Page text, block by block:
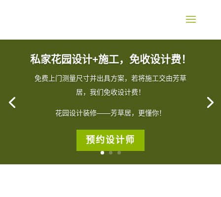
私家花园设计+施工，免收设计费！
免费上门测量尺寸并出具方案，若将施工交由芳草
居，我们免收设计费！
花园设计装修——芳草居，更懂你！
预约设计师